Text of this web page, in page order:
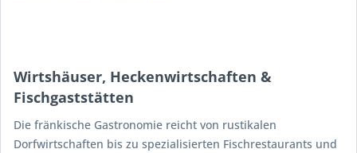
Wirtshäuser, Heckenwirtschaften &
Fischgaststätten
Die fränkische Gastronomie reicht von rustikalen
Dorfwirtschaften bis zu spezialisierten Fischrestaurants und